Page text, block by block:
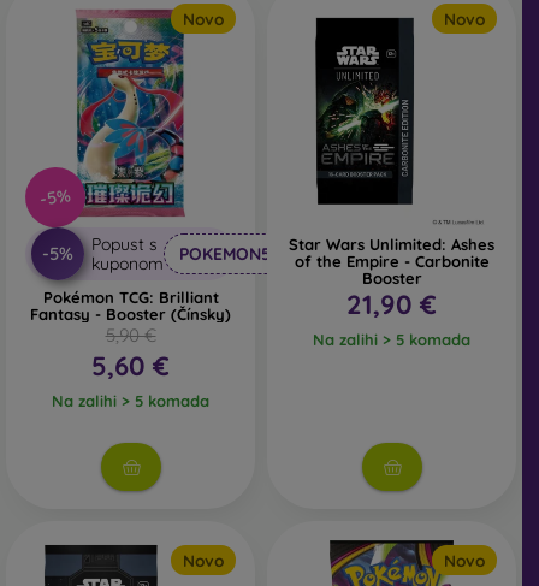
-5%
Novo
-5%
Popust s
kuponom
POKEMON5
Pokémon TCG: Brilliant
Fantasy - Booster (Čínsky)
5,90 €
5,60 €
Na zalihi > 5 komada
Novo
Star Wars Unlimited: Ashes
of the Empire - Carbonite
Booster
21,90 €
Na zalihi > 5 komada
Novo Novo